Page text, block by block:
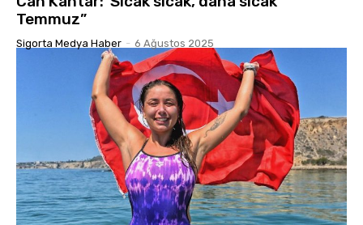
Temmuz”
Sigorta Medya Haber - 6 Ağustos 2025